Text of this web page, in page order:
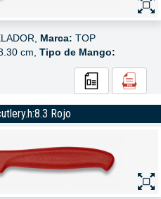
Marca: TOP
cm, Tipo de Mango:
Rojo